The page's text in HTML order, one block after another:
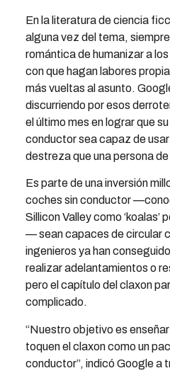
En la literatura de ciencia
alguna vez del tema,
romántica de humanizar a
con que hagan labores
más vueltas al asunto.
discurriendo por esos
el último mes en lograr que
conductor sea capaz de
destreza que una persona
Es parte de una inversión
coches sin conductor
Sillicon Valley como ‘koalas’
— sean capaces de circular
ingenieros ya han
realizar adelantamientos o
pero el capítulo del claxon
complicado.
“Nuestro objetivo es
toquen el claxon como un
conductor”, indicó Google a